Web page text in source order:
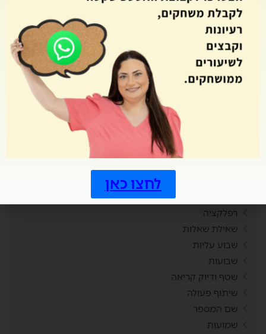
פעילויות בבית
פעילות שיא
צמדים
קאנבה
קובייה
קיץ
רפלקציה
שאילת שאלות
שבוע עליות
שבועות
שטף ודיוק קריאה
שיתוף פעולה
שם המספר
שמועות
לחצו כאן